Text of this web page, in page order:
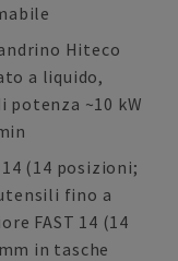
Hiteco
a liquido,
potenza ~10 kW
(14 posizioni;
fino a
FAST 14 (14
in tasche